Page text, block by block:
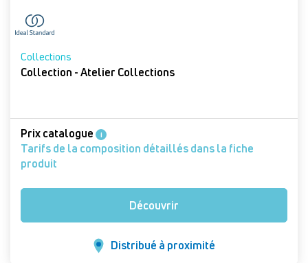
Collections
Collection - Atelier Collections
Prix catalogue i
Tarifs de la composition détaillés dans la fiche
produit
Découvrir
Distribué à proximité